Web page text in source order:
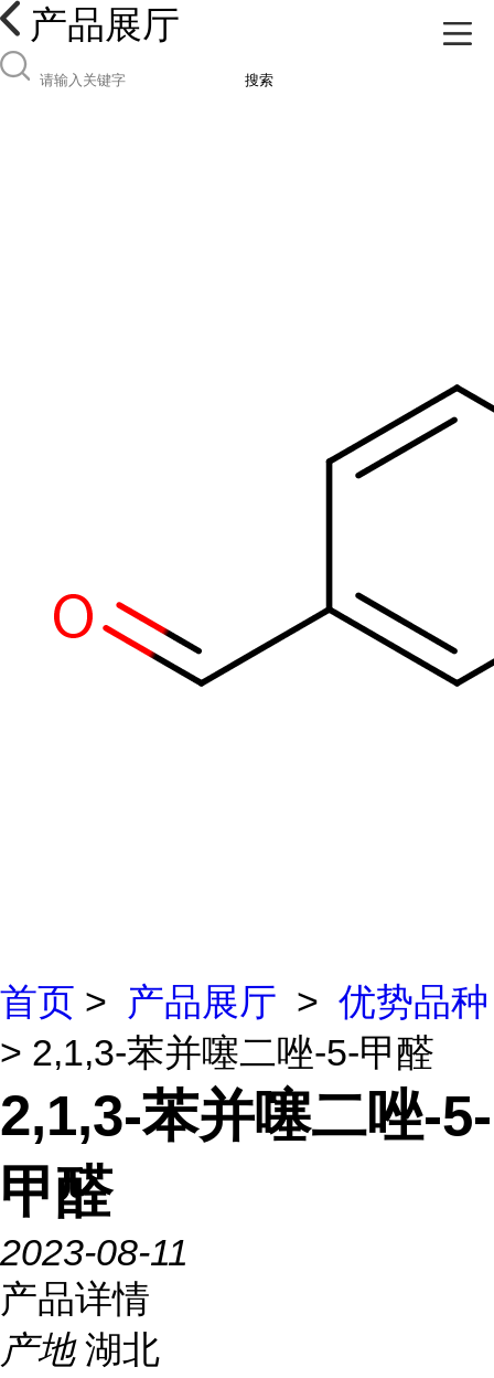
产品展厅
搜索
首页 > 产品展厅 > 优势品种
> 2,1,3-苯并噻二唑-5-甲醛
2,1,3-苯并噻二唑-5-
甲醛
2023-08-11
产品详情
产地 湖北